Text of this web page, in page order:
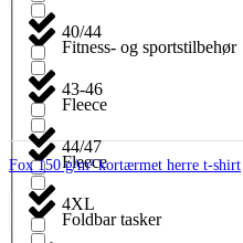
Fitness- og sportstilbehør
Fleece
Fleece
Foldbar tasker
40/44
43-46
44/47
4XL
Fox 150 g/m² kortærmet herre t-shirt